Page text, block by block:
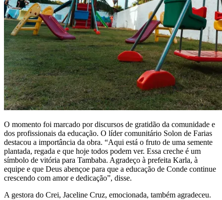
O momento foi marcado por discursos de gratidão da comunidade e
dos profissionais da educação. O líder comunitário Solon de Farias
destacou a importância da obra. “Aqui está o fruto de uma semente
plantada, regada e que hoje todos podem ver. Essa creche é um
símbolo de vitória para Tambaba. Agradeço à prefeita Karla, à
equipe e que Deus abençoe para que a educação de Conde continue
crescendo com amor e dedicação”, disse.
A gestora do Crei, Jaceline Cruz, emocionada, também agradeceu.